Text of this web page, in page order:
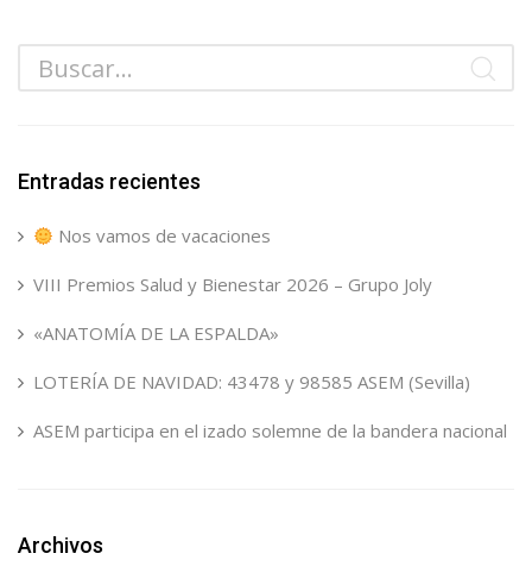
Entradas recientes
Nos vamos de vacaciones
VIII Premios Salud y Bienestar 2026 – Grupo Joly
«ANATOMÍA DE LA ESPALDA»
LOTERÍA DE NAVIDAD: 43478 y 98585 ASEM (Sevilla)
ASEM participa en el izado solemne de la bandera nacional
Archivos